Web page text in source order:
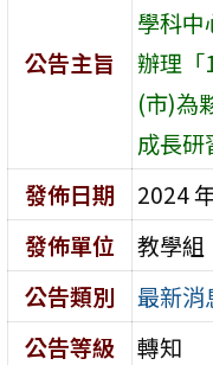
公告主旨
學科中
辦理「
(市)為
成長研
發佈日期
2024
發佈單位
教學組
公告類別
最新消
公告等級
轉知